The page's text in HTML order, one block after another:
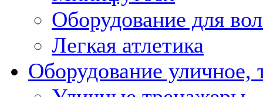
Оборудование для
Легкая атлетика
Оборудование уличное,